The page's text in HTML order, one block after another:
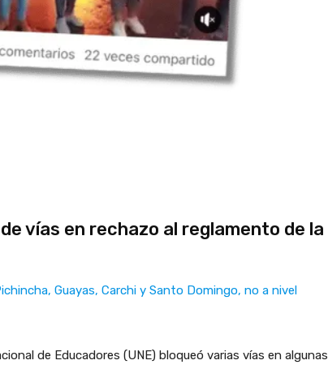
vías en rechazo al reglamento de la
Guayas, Carchi y Santo Domingo, no a nivel
de Educadores (UNE) bloqueó varias vías en algunas